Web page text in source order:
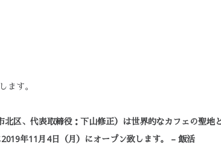
ます。
区、代表取締役：下山修正）は世界的なカフェの聖地
年11月4日（月）にオープン致します。 – 飯活